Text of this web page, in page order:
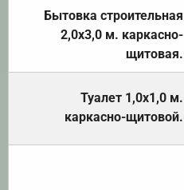
Бытовка строительная
2,0х3,0 м. каркасно-
щитовая.
Туалет 1,0х1,0 м.
каркасно-щитовой.